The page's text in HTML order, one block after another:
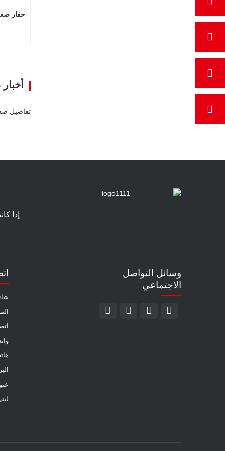
حفار
إذا
وسائل التواصل
الاجتماعي